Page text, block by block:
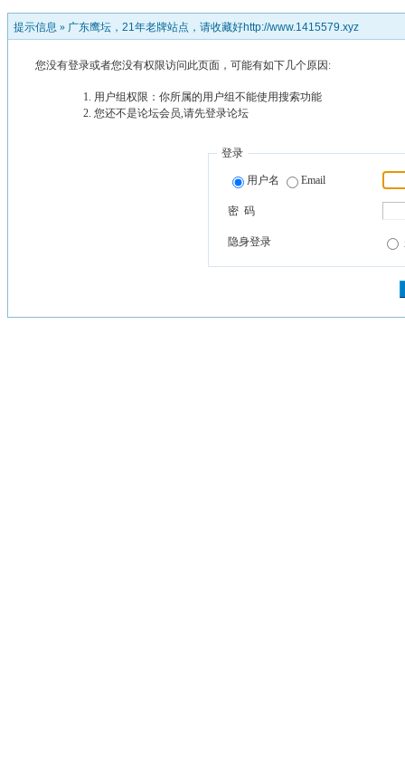
提示信息 » 广东鹰坛，21年老牌站点，请收藏好http://www.1415579.xyz
您没有登录或者您没有权限访问此页面，可能有如下几个原因:
用户组权限：你所属的用户组不能使用搜索功能
您还不是论坛会员,请先登录论坛
登录
用户名 Email
密 码
隐身登录